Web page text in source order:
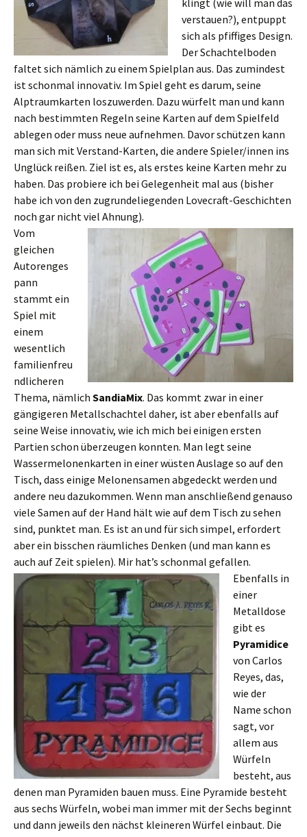
klingt (wie will man das
verstauen?), entpuppt
sich als pfiffiges Design.
Der Schachtelboden
faltet sich nämlich zu einem Spielplan aus. Das zumindest
ist schonmal innovativ. Im Spiel geht es darum, seine
Alptraumkarten loszuwerden. Dazu würfelt man und kann
nach bestimmten Regeln seine Karten auf dem Spielfeld
ablegen oder muss neue aufnehmen. Davor schützen kann
man sich mit Verstand-Karten, die andere Spieler/innen ins
Unglück reißen. Ziel ist es, als erstes keine Karten mehr zu
haben. Das probiere ich bei Gelegenheit mal aus (bisher
habe ich von den zugrundeliegenden Lovecraft-Geschichten
noch gar nicht viel Ahnung).
Vom
gleichen
Autorenges
pann
stammt ein
Spiel mit
einem
wesentlich
familienfreu
ndlicheren
Thema, nämlich SandiaMix. Das kommt zwar in einer
gängigeren Metallschachtel daher, ist aber ebenfalls auf
seine Weise innovativ, wie ich mich bei einigen ersten
Partien schon überzeugen konnten. Man legt seine
Wassermelonenkarten in einer wüsten Auslage so auf den
Tisch, dass einige Melonensamen abgedeckt werden und
andere neu dazukommen. Wenn man anschließend genauso
viele Samen auf der Hand hält wie auf dem Tisch zu sehen
sind, punktet man. Es ist an und für sich simpel, erfordert
aber ein bisschen räumliches Denken (und man kann es
auch auf Zeit spielen). Mir hat’s schonmal gefallen.
Ebenfalls in
einer
Metalldose
gibt es
Pyramidice
von Carlos
Reyes, das,
wie der
Name schon
sagt, vor
allem aus
Würfeln
besteht, aus
denen man Pyramiden bauen muss. Eine Pyramide besteht
aus sechs Würfeln, wobei man immer mit der Sechs beginnt
und dann jeweils den nächst kleineren Würfel einbaut. Die